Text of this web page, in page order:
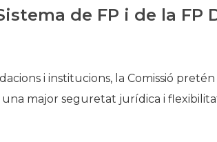
de FP i de la FP
i institucions, la Comissió
major seguretat jurídica i